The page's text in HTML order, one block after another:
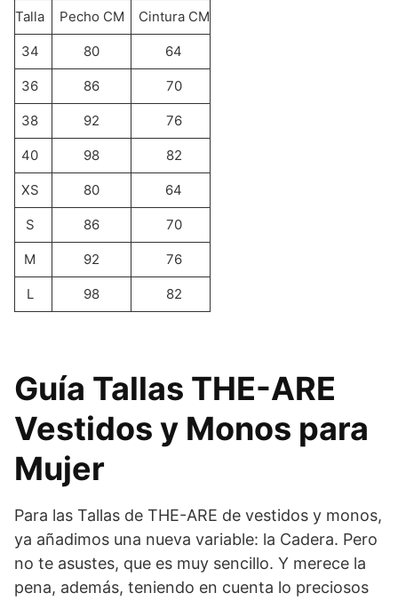
Talla Pecho CM Cintura CM
34 80 64
36 86 70
38 92 76
40 98 82
XS 80 64
S 86 70
M 92 76
L 98 82
Guía Tallas THE-ARE
Vestidos y Monos para
Mujer
Para las Tallas de THE-ARE de vestidos y monos,
ya añadimos una nueva variable: la Cadera. Pero
no te asustes, que es muy sencillo. Y merece la
pena, además, teniendo en cuenta lo preciosos